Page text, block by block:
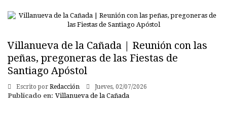
Villanueva de la Cañada | Reunión con las
peñas, pregoneras de las Fiestas de
Santiago Apóstol
Escrito por Redacción Jueves, 02/07/2026
Publicado en: Villanueva de la Cañada